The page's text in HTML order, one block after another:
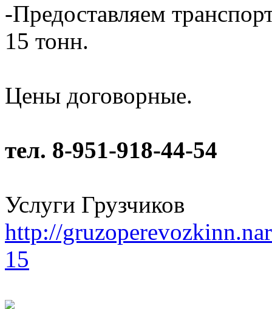
-Предоставляем
15 тонн.
Цены договорные.
тел. 8-951-918-44-54
Услуги Грузчиков
http://
15